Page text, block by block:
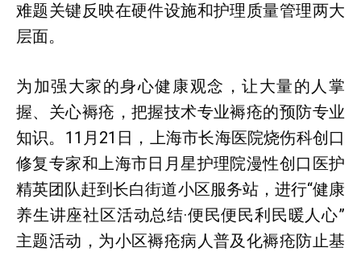
难题关键反映在硬件设施和护理质量管理两大
层面。
为加强大家的身心健康观念，让大量的人掌
握、关心褥疮，把握技术专业褥疮的预防专业
知识。11月21日，上海市长海医院烧伤科创口
修复专家和上海市日月星护理院漫性创口医护
精英团队赶到长白街道小区服务站，进行“健康
养生讲座社区活动总结·便民便民利民暖人心”
主题活动，为小区褥疮病人普及化褥疮防止基